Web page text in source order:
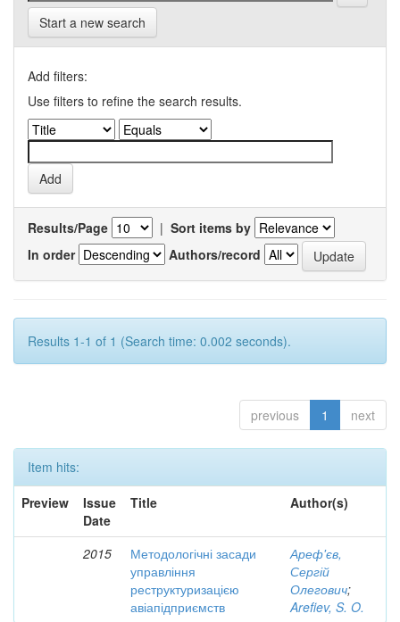
Start a new search
Add filters:
Use filters to refine the search results.
Results/Page | Sort items by
In order
Authors/record
Results 1-1 of 1 (Search time: 0.002 seconds).
previous 1 next
Item hits:
Preview
Issue
Date
Title Author(s)
2015
Методологічні засади
управління
реструктуризацією
авіапідприємств
Ареф'єв,
Сергій
Олегович;
Arefiev, S. O.